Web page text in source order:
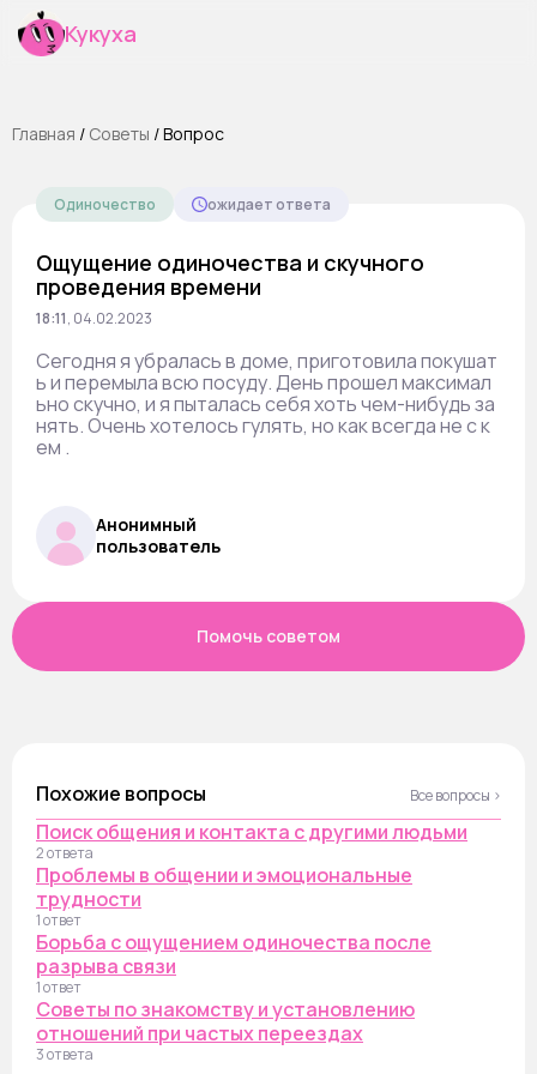
Кукуха
Главная / Cоветы /Вопрос
Одиночество ожидает ответа
Ощущение одиночества и скучного
проведения времени
18:11, 04.02.2023
Сегодня я убралась в доме, приготовила покушат
ь и перемыла всю посуду. День прошел максимал
ьно скучно, и я пыталась себя хоть чем-нибудь за
нять. Очень хотелось гулять, но как всегда не с к
ем .
Анонимный
пользователь
Помочь советом
Похожие вопросы Все вопросы ›
Поиск общения и контакта с другими людьми
2 ответа
Проблемы в общении и эмоциональные
трудности
1 ответ
Борьба с ощущением одиночества после
разрыва связи
1 ответ
Советы по знакомству и установлению
отношений при частых переездах
3 ответа